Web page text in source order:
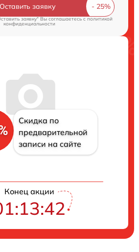
Оставить заявку
заявку" Вы соглашаетесь cполитикой
конфиденциальности
Скидка по
предварительной
записи на сайте
Конец акции